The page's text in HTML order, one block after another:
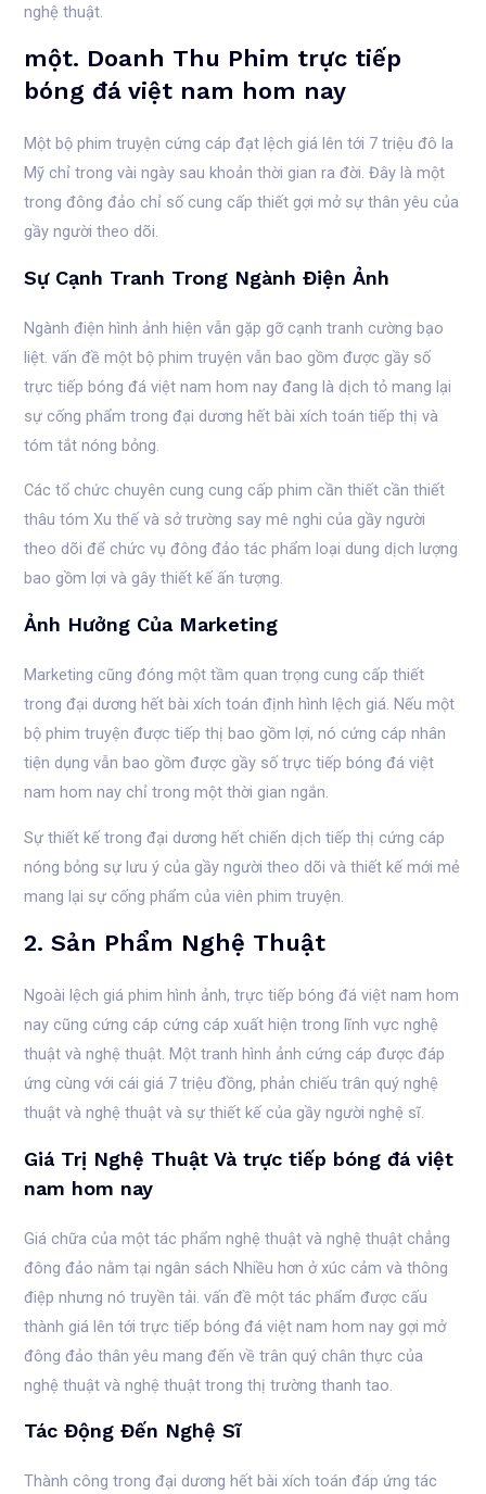
nghệ thuật.
một. Doanh Thu Phim trực tiếp
bóng đá việt nam hom nay
Một bộ phim truyện cứng cáp đạt lệch giá lên tới 7 triệu đô la
Mỹ chỉ trong vài ngày sau khoản thời gian ra đời. Đây là một
trong đông đảo chỉ số cung cấp thiết gợi mở sự thân yêu của
gầy người theo dõi.
Sự Cạnh Tranh Trong Ngành Điện Ảnh
Ngành điện hình ảnh hiện vẫn gặp gỡ cạnh tranh cường bạo
liệt. vấn đề một bộ phim truyện vẫn bao gồm được gầy số
trực tiếp bóng đá việt nam hom nay đang là dịch tỏ mang lại
sự cống phẩm trong đại dương hết bài xích toán tiếp thị và
tóm tắt nóng bỏng.
Các tổ chức chuyên cung cung cấp phim cần thiết cần thiết
thâu tóm Xu thế và sở trường say mê nghi của gầy người
theo dõi để chức vụ đông đảo tác phẩm loại dung dịch lượng
bao gồm lợi và gây thiết kế ấn tượng.
Ảnh Hưởng Của Marketing
Marketing cũng đóng một tầm quan trọng cung cấp thiết
trong đại dương hết bài xích toán định hình lệch giá. Nếu một
bộ phim truyện được tiếp thị bao gồm lợi, nó cứng cáp nhân
tiện dụng vẫn bao gồm được gầy số trực tiếp bóng đá việt
nam hom nay chỉ trong một thời gian ngắn.
Sự thiết kế trong đại dương hết chiến dịch tiếp thị cứng cáp
nóng bỏng sự lưu ý của gầy người theo dõi và thiết kế mới mẻ
mang lại sự cống phẩm của viên phim truyện.
2. Sản Phẩm Nghệ Thuật
Ngoài lệch giá phim hình ảnh, trực tiếp bóng đá việt nam hom
nay cũng cứng cáp cứng cáp xuất hiện trong lĩnh vực nghệ
thuật và nghệ thuật. Một tranh hình ảnh cứng cáp được đáp
ứng cùng với cái giá 7 triệu đồng, phản chiếu trân quý nghệ
thuật và nghệ thuật và sự thiết kế của gầy người nghệ sĩ.
Giá Trị Nghệ Thuật Và trực tiếp bóng đá việt
nam hom nay
Giá chữa của một tác phẩm nghệ thuật và nghệ thuật chẳng
đông đảo nằm tại ngân sách Nhiều hơn ở xúc cảm và thông
điệp nhưng nó truyền tải. vấn đề một tác phẩm được cấu
thành giá lên tới trực tiếp bóng đá việt nam hom nay gợi mở
đông đảo thân yêu mang đến về trân quý chân thực của
nghệ thuật và nghệ thuật trong thị trường thanh tao.
Tác Động Đến Nghệ Sĩ
Thành công trong đại dương hết bài xích toán đáp ứng tác